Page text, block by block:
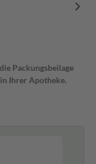
Packungsbeilage
Ihrer Apotheke.